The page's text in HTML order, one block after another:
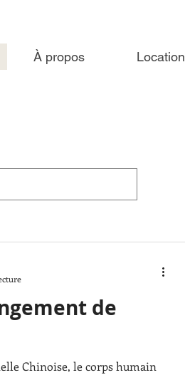
À propos Location
de
Chinoise, le corps humain